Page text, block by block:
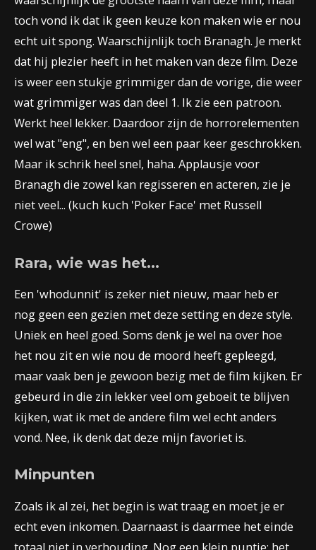
toch vond ik dat ik geen keuze kon maken wie er nou
echt uit spong. Waarschijnlijk toch Branagh. Je merkt
dat hij plezier heeft in het maken van deze film. Deze
is weer een stukje grimmiger dan de vorige, die weer
wat grimmiger was dan deel 1. Ik zie een patroon.
Werkt heel lekker. Daardoor zijn de horrorelementen
wel wat "eng", en ben wel een paar keer geschrokken.
Maar ik schrik heel snel, haha. Applausje voor
Branagh die zowel kan regisseren en acteren, zie je
niet veel... (kuch kuch 'Poker Face' met Russell
Crowe)
Rara, wie was het...
Een 'whodunnit' is zeker niet nieuw, maar heb er
nog geen een gezien met deze setting en deze style.
Uniek en heel goed. Soms denk je wel na over hoe
het nou zit en wie nou de moord heeft gepleegd,
maar vaak ben je gewoon bezig met de film kijken. Er
gebeurd in die zin lekker veel om geboeit te blijven
kijken, wat ik met de andere film wel echt anders
vond. Nee, ik denk dat deze mijn favoriet is.
Minpunten
Zoals ik al zei, het begin is wat traag en moet je er
echt even inkomen. Daarnaast is daarmee het einde